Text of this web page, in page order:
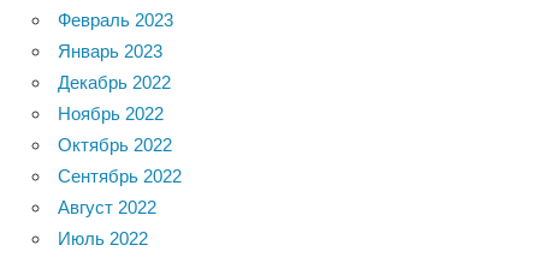
Февраль 2023
Январь 2023
Декабрь 2022
Ноябрь 2022
Октябрь 2022
Сентябрь 2022
Август 2022
Июль 2022